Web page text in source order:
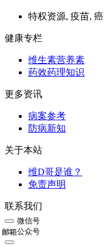
特权资源, 疫苗,
健康专栏
维生素营养素
药效药理知识
更多资讯
病案参考
防病新知
关于本站
维D哥是谁？
免责声明
联系我们
微信号
公众号
邮箱